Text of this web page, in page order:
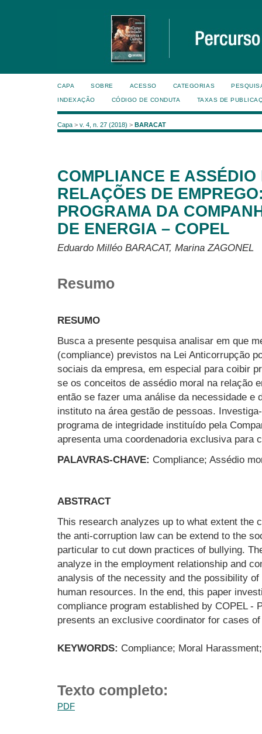
CAPA SOBRE ACESSO CATEGORIAS
INDEXAÇÃO CÓDIGO DE CONDUTA TAXAS DE
Capa > v. 4, n. 27 (2018) > BARACAT
COMPLIANCE E
RELAÇÕES DE
PROGRAMA DA
DE ENERGIA – COPEL
Eduardo Milléo BARACAT, Marina ZAGONEL
Resumo
RESUMO
Busca a presente pesquisa analisar em que
(compliance) previstos na Lei Anticorrupção
sociais da empresa, em especial para coibir
se os conceitos de assédio moral na relação
então se fazer uma análise da necessidade e
instituto na área gestão de pessoas.
programa de integridade instituído pela
apresenta uma coordenadoria exclusiva
PALAVRAS-CHAVE: Compliance; Assédio
ABSTRACT
This research analyzes up to what extent the
the anti-corruption law can be extend to the
particular to cut down practices of bullying.
analyze in the employment relationship and
analysis of the necessity and the possibility
human resources. In the end, this paper
compliance program established by COPEL -
presents an exclusive coordinator for cases
KEYWORDS: Compliance; Moral
Texto completo:
PDF